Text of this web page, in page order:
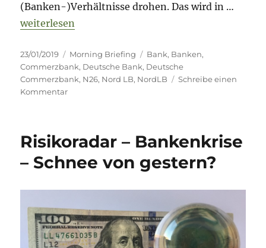
(Banken-)Verhältnisse drohen. Das wird in …
„Morning Briefing – 23. Januar 2019 – NordLB //
weiterlesen
Veröffentlicht
am
23/01/2019 Kategorien
Morning Briefing Schlagwörter
Bank, Banken,
Commerzbank, Deutsche Bank, Deutsche
Commerzbank, N26, Nord LB, NordLB
Schreibe einen
Kommentarzu
23.
2019
NordLB
Deutsche
Commerzbank
//
Risikoradar – Bankenkrise
– Schnee von gestern?